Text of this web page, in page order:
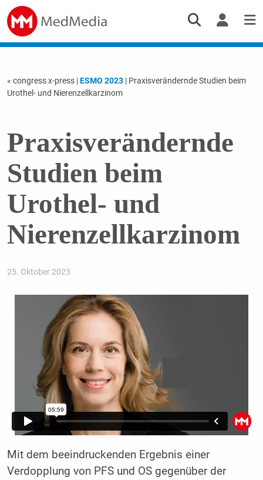
« congress x-press |ESMO 2023| Praxisverändernde Studien beim
Urothel- und Nierenzellkarzinom
Praxisverändernde
Studien beim
Urothel- und
Nierenzellkarzinom
25. Oktober 2023
Mit dem beeindruckenden Ergebnis einer
Verdopplung von PFS und OS gegenüber der